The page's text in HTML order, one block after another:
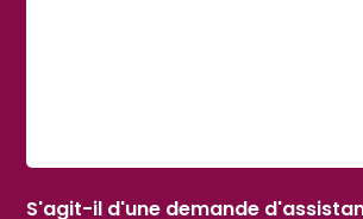
S'agit-il d'une demande